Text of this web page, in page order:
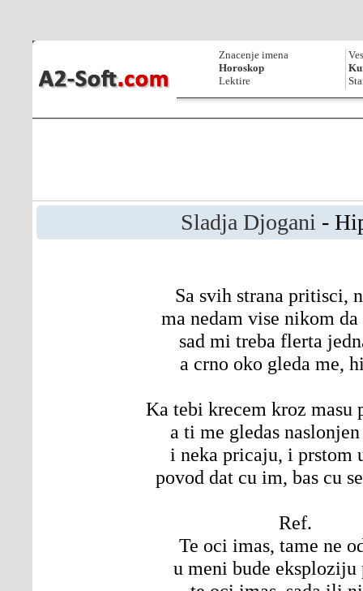
Znacenje imena
Horoskop
Lektire
Sladja Djogani -
Sa svih strana pritisci,
ma nedam vise nikom
sad mi treba flerta
a crno oko gleda me,
Ka tebi krecem kroz masu
a ti me gledas
i neka pricaju, i prstom
povod dat cu im, bas cu
Ref.
Te oci imas, tame ne
u meni bude eksploziju